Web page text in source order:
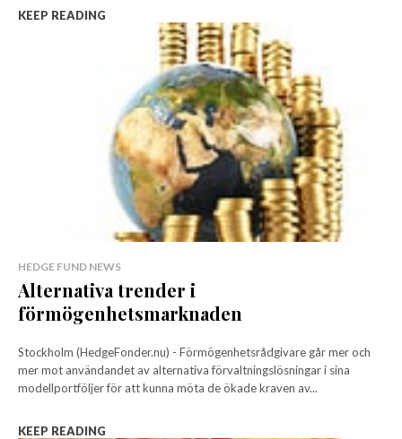
KEEP READING
HEDGE FUND NEWS
Alternativa trender i
förmögenhetsmarknaden
Stockholm (HedgeFonder.nu) - Förmögenhetsrådgivare går mer och
mer mot användandet av alternativa förvaltningslösningar i sina
modellportföljer för att kunna möta de ökade kraven av...
KEEP READING